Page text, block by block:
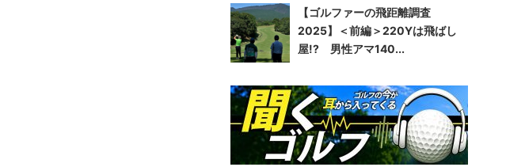
【ゴルファーの飛距離調査
2025】＜前編＞220Yは飛ばし
屋!? 男性アマ140...